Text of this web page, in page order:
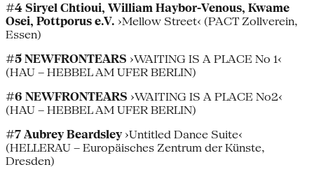
#4 Siryel Chtioui, William Haybor-Venous, Kwame
Osei, Pottporus e.V. ›Mellow Street‹ (PACT Zollverein,
Essen)
#5 NEWFRONTEARS ›WAITING IS A PLACE No 1‹
(HAU – HEBBEL AM UFER BERLIN)
#6 NEWFRONTEARS ›WAITING IS A PLACE No2‹
(HAU – HEBBEL AM UFER BERLIN)
#7 Aubrey Beardsley›Untitled Dance Suite‹
(HELLERAU – Europäisches Zentrum der Künste,
Dresden)